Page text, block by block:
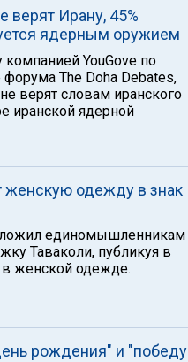
верят Ирану, 45%
ядерным оружием
YouGove по
The Doha Debates,
верят словам иранского
иранской ядерной
женскую одежду в знак
единомышленникам
Таваколи, публикуя в
в женской одежде.
рождения" и "победу